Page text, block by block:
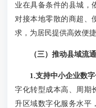
业在具备条件的县城，
对接本地零散的商超、
求，为居民提供高效便
（三）推动县域流通
1.支持中小企业数字
字化转型成本高、周期
升区域数字化服务水平